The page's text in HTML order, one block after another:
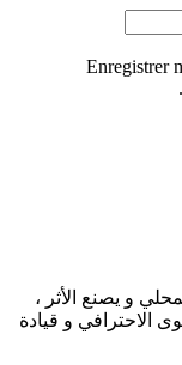
Enregistrer
و يصنع الأثر ،
الاحترافي و قيادة